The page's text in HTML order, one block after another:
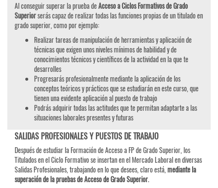
Al conseguir superar la prueba deAcceso a Ciclos Formativos de Grado
Superiorserás capaz de realizar todas las funciones propias de un titulado en
grado superior, como por ejemplo:
Realizar tareas de manipulación de herramientas y aplicación de
técnicas que exigen unos niveles mínimos de habilidad y de
conocimientos técnicos y científicos de la actividad en la que te
desarrolles
Progresarás profesionalmente mediante la aplicación de los
conceptos teóricos y prácticos que se estudiarán en este curso, que
tienen una evidente aplicación al puesto de trabajo
Podrás adquirir todas las actitudes que te permitan adaptarte a las
situaciones laborales presentes y futuras
SALIDAS PROFESIONALES Y PUESTOS DE TRABAJO
Después de estudiar la Formación de Acceso a FP de Grado Superior, los
Titulados en el Ciclo Formativo se insertan en el Mercado Laboral en diversas
Salidas Profesionales, trabajando en lo que desees, claro está,mediante la
superación de la pruebas de Acceso de Grado Superior.